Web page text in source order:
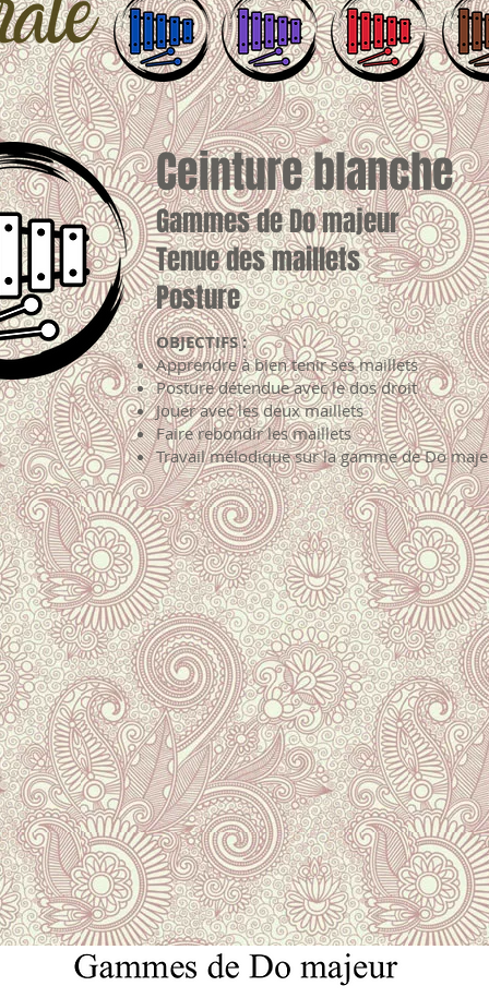
Ceinture blanche
Gammes de Do majeur
Tenue des maillets
Posture
OBJECTIFS :
Apprendre à bien tenir ses maillets
Posture détendue avec le dos droit
Jouer avec les deux maillets
Faire rebondir les maillets
Travail mélodique sur la gamme de Do